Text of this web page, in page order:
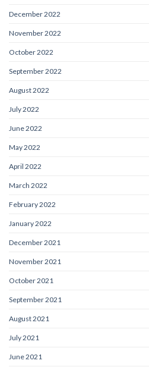
December 2022
November 2022
October 2022
September 2022
August 2022
July 2022
June 2022
May 2022
April 2022
March 2022
February 2022
January 2022
December 2021
November 2021
October 2021
September 2021
August 2021
July 2021
June 2021